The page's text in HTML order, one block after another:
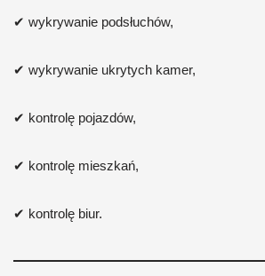
✔ wykrywanie podsłuchów,
✔ wykrywanie ukrytych kamer,
✔ kontrolę pojazdów,
✔ kontrolę mieszkań,
✔ kontrolę biur.